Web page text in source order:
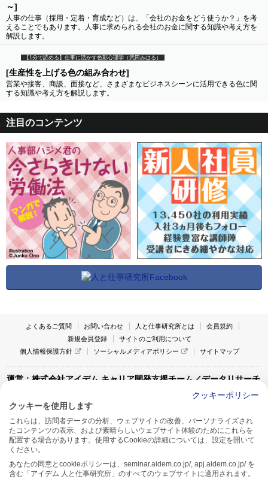
～]
人事の仕事（採用・定着・育成など）は、「会社のお金をどう使うか？」を考
えることでもあります。人事に求められる会社のお金に関する知識や考え方を
解説します。
【1分で読める】仕事に活かす色彩心理学（武田みはる）
[生産性を上げる色の組み合わせ]
営業や接客、商談、面接など、さまざまなビジネスシーンに活用できる色に関
する知識や考え方を解説します。
注目のコンテンツ
よくあるご質問 お問い合わせ 人と仕事研究所とは
会員規約
新規会員登録
サイトのご利用について
個人情報保護方針
ソーシャルメディアポリシー サイトマップ
運営：株式会社アイデム キャリア開発支援チーム／データリサーチ
〒160-0022 東京都新宿区新宿1-4-10
アイデム本社ビル TEL:03-5269-6020
〒550-0005 大阪府大阪市西区西本町1-13-43
アイデム西本町ビル7F TEL:06-7662-2800
クッキーポリシー
クッキーを使用します
これらは、訪問者データの分析、ウェブサイトの改善、パーソナライズされ
たコンテンツの表示、および素晴らしいウェブサイト体験のためにこれらを
配置する場合があります。使用するCookieの詳細については、設定を開いて
ください。
あなたの同意とcookieポリシーは、seminar.aidem.co.jp/, apj.aidem.co.jp/ を
含む「アイデム 人と仕事研究所」のすべてのウェブサイトに適用されます。